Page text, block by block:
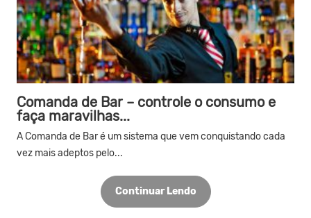
Comanda de Bar – controle o consumo e
faça maravilhas...
A Comanda de Bar é um sistema que vem conquistando cada
vez mais adeptos pelo...
Continuar Lendo